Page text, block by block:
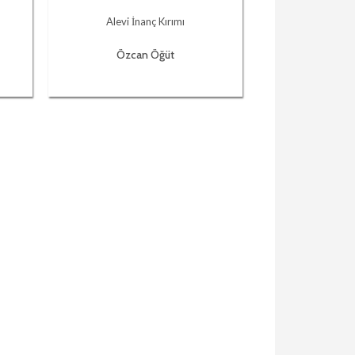
Alevi İnanç Kırımı
Özcan Öğüt